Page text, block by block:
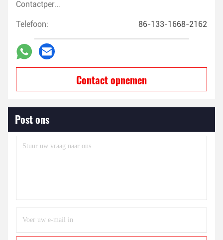
Contactpersonen:
Telefoon: 86-133-1668-2162
Contact opnemen
Post ons